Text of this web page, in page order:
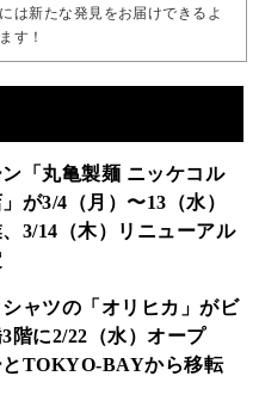
は新たな発見をお届けできるよ
す！
「丸亀製麺 ニッケコル
が3/4（月）〜13（水）
3/14（木）リニューアル
ャツの「オリヒカ」がビ
階に2/22（水）オープ
とTOKYO-BAYから移転